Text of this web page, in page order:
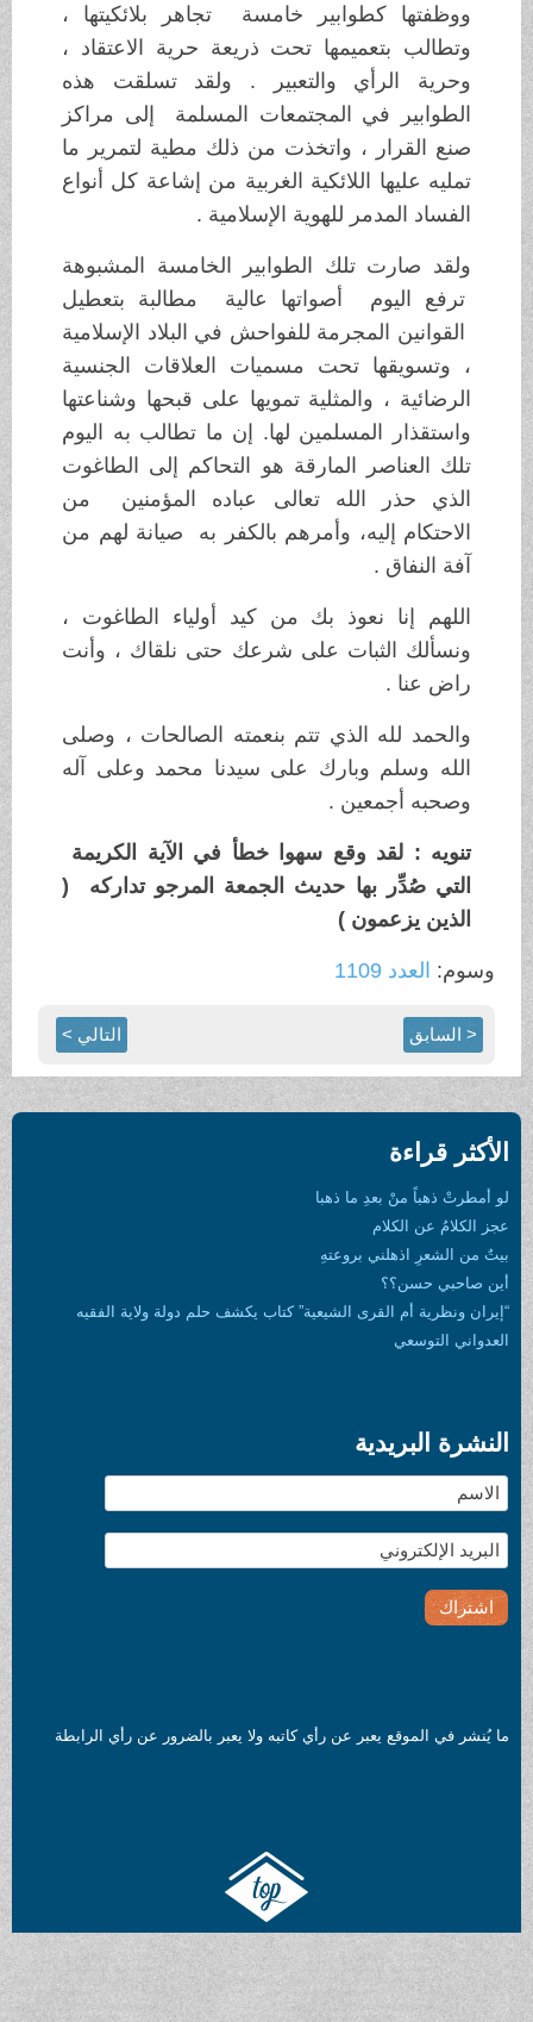
ووظفتها كطوابير خامسة تجاهر بلائكيتها ،
وتطالب بتعميمها تحت ذريعة حرية الاعتقاد ،
وحرية الرأي والتعبير . ولقد تسلقت هذه
الطوابير في المجتمعات المسلمة إلى مراكز
صنع القرار ، واتخذت من ذلك مطية لتمرير ما
تمليه عليها اللائكية الغربية من إشاعة كل أنواع
الفساد المدمر للهوية الإسلامية .
ولقد صارت تلك الطوابير الخامسة المشبوهة
ترفع اليوم أصواتها عالية مطالبة بتعطيل
القوانين المجرمة للفواحش في البلاد الإسلامية
، وتسويقها تحت مسميات العلاقات الجنسية
الرضائية ، والمثلية تمويها على قبحها وشناعتها
واستقذار المسلمين لها. إن ما تطالب به اليوم
تلك العناصر المارقة هو التحاكم إلى الطاغوت
الذي حذر الله تعالى عباده المؤمنين من
الاحتكام إليه، وأمرهم بالكفر به صيانة لهم من
آفة النفاق .
اللهم إنا نعوذ بك من كيد أولياء الطاغوت ،
ونسألك الثبات على شرعك حتى نلقاك ، وأنت
راض عنا .
والحمد لله الذي تتم بنعمته الصالحات ، وصلى
الله وسلم وبارك على سيدنا محمد وعلى آله
وصحبه أجمعين .
تنويه : لقد وقع سهوا خطأ في الآية الكريمة
التي صُدِّر بها حديث الجمعة المرجو تداركه (
الذين يزعمون )
وسوم:العدد 1109
< السابق التالي >
الأكثر قراءة
لو أمطرتْ ذهباً منْ بعدِ ما ذهبا
عجز الكلامُ عن الكلام
بيتٌ من الشعرِ اذهلني بروعتهِ
أين صاحبي حسن؟؟
“إيران ونظرية أم القرى الشيعية” كتاب يكشف حلم دولة ولاية الفقيه
العدواني التوسعي
النشرة البريدية
ما يُنشر في الموقع يعبر عن رأي كاتبه ولا يعبر بالضرور عن رأي الرابطة